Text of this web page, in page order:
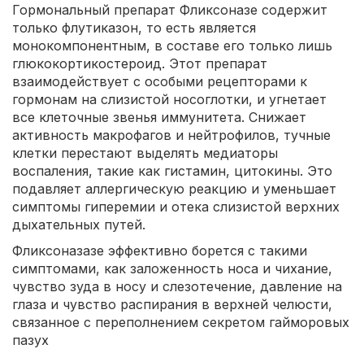
Гормональный препарат Фликсоназе содержит
только флутиказон, то есть является
монокомпонентным, в составе его только лишь
глюкокортикостероид. Этот препарат
взаимодействует с особыми рецепторами к
гормонам на слизистой носоглотки, и угнетает
все клеточные звенья иммунитета. Снижает
активность макрофагов и нейтрофилов, тучные
клетки перестают выделять медиаторы
воспаления, такие как гистамин, цитокины. Это
подавляет аллергическую реакцию и уменьшает
симптомы гиперемии и отека слизистой верхних
дыхательных путей.
Фликсоназазе эффективно борется с такими
симптомами, как заложенность носа и чихание,
чувство зуда в носу и слезотечение, давление на
глаза и чувство распирания в верхней челюсти,
связанное с переполнением секретом гайморовых
пазух